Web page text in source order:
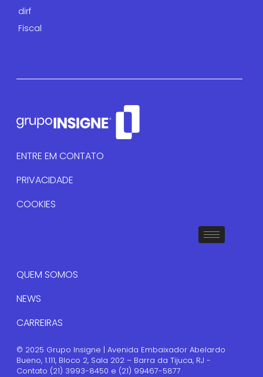
dirf
Fiscal
ENTRE EM CONTATO
PRIVACIDADE
COOKIES
QUEM SOMOS
NEWS
CARREIRAS
© 2025 Grupo Insigne | Avenida Embaixador Abelardo
Bueno, 1.111, Bloco 2, Sala 202 – Barra da Tijuca, RJ -
Contato (21) 3993-8450 e (21) 99467-5877